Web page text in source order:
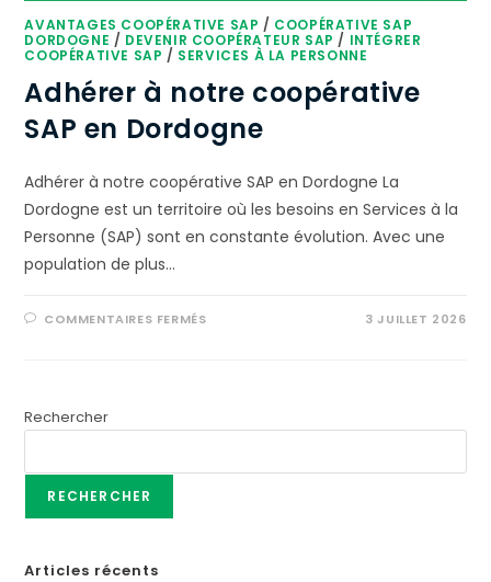
AVANTAGES COOPÉRATIVE SAP / COOPÉRATIVE SAP
DORDOGNE / DEVENIR COOPÉRATEUR SAP / INTÉGRER
COOPÉRATIVE SAP / SERVICES À LA PERSONNE
Adhérer à notre coopérative
SAP en Dordogne
Adhérer à notre coopérative SAP en Dordogne La
Dordogne est un territoire où les besoins en Services à la
Personne (SAP) sont en constante évolution. Avec une
population de plus…
COMMENTAIRES FERMÉS 3 JUILLET 2026
Rechercher
RECHERCHER
Articles récents